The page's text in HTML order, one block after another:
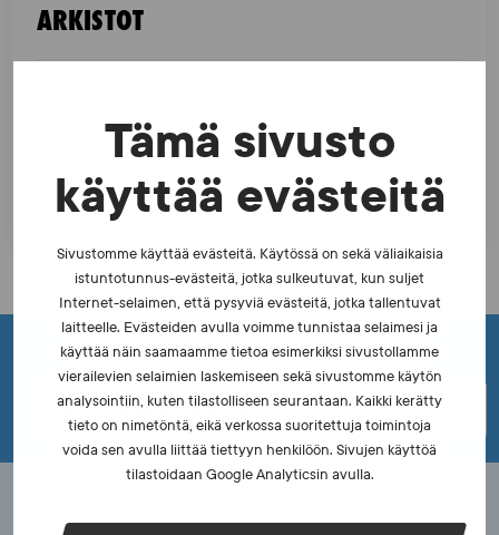
Tämä sivusto
käyttää evästeitä
Sivustomme käyttää evästeitä. Käytössä on sekä väliaikaisia
istuntotunnus-evästeitä, jotka sulkeutuvat, kun suljet
Internet-selaimen, että pysyviä evästeitä, jotka tallentuvat
laitteelle. Evästeiden avulla voimme tunnistaa selaimesi ja
käyttää näin saamaamme tietoa esimerkiksi sivustollamme
vierailevien selaimien laskemiseen sekä sivustomme käytön
analysointiin, kuten tilastolliseen seurantaan. Kaikki kerätty
tieto on nimetöntä, eikä verkossa suoritettuja toimintoja
voida sen avulla liittää tiettyyn henkilöön. Sivujen käyttöä
tilastoidaan Google Analyticsin avulla.
g
i
ARKISTOT
2023
2022
2020
2019
2018
2017
2015
2014
2013
HITTAR DU INTE DET DU SÖKER?